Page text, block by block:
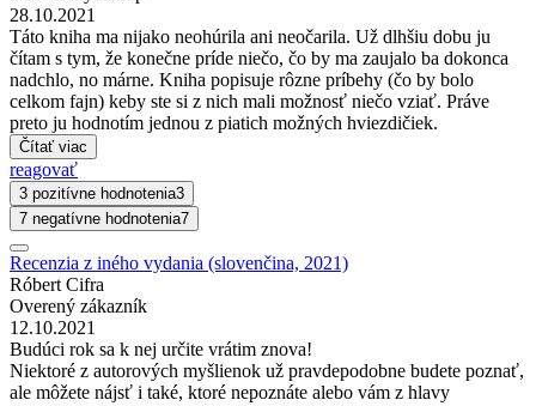
28.10.2021
Táto kniha ma nijako neohúrila ani neočarila. Už dlhšiu dobu ju
čítam s tym, že konečne príde niečo, čo by ma zaujalo ba dokonca
nadchlo, no márne. Kniha popisuje rôzne príbehy (čo by bolo
celkom fajn) keby ste si z nich mali možnosť niečo vziať. Práve
preto ju hodnotím jednou z piatich možných hviezdičiek.
Čítať viac
reagovať
3 pozitívne hodnotenia3
7 negatívne hodnotenia7
Recenzia z iného vydania (slovenčina, 2021)
Róbert Cifra
Overený zákazník
12.10.2021
Budúci rok sa k nej určite vrátim znova!
Niektoré z autorových myšlienok už pravdepodobne budete poznať,
ale môžete nájsť i také, ktoré nepoznáte alebo vám z hlavy